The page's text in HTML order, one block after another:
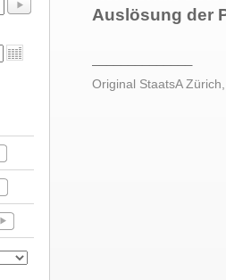
Auslösung der
Original StaatsA